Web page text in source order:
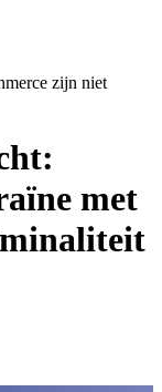
zijn niet
met